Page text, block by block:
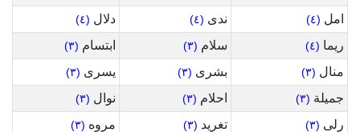
امل (٤) ندى (٤) دلال (٤)
ريما (٤) سلام (٣) ابتسام (٣)
منال (٣) بشرى (٣) يسرى (٣)
جميلة (٣) احلام (٣) نوال (٣)
رلى (٣) تغريد (٣) مروه (٣)